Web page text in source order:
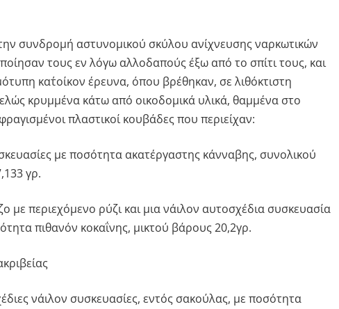
την συνδρομή αστυνομικού σκύλου ανίχνευσης ναρκωτικών
τους εν λόγω αλλοδαπούς έξω από το σπίτι τους, και
κατ΄οίκον έρευνα, όπου βρέθηκαν, σε λιθόκτιστη
κρυμμένα κάτω από οικοδομικά υλικά, θαμμένα στο
πλαστικοί κουβάδες που περιείχαν:
με ποσότητα ακατέργαστης κάνναβης, συνολικού
γρ.
με περιεχόμενο ρύζι και μια νάιλον αυτοσχέδια συσκευασία
πιθανόν κοκαΐνης, μικτού βάρους 20,2γρ.
νάιλον συσκευασίες, εντός σακούλας, με ποσότητα